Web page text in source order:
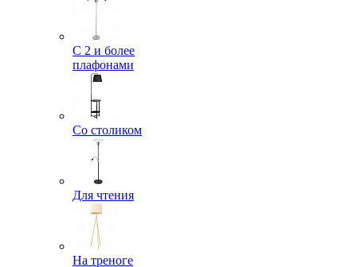
С 2 и более
плафонами
Со столиком
Для чтения
На треноге